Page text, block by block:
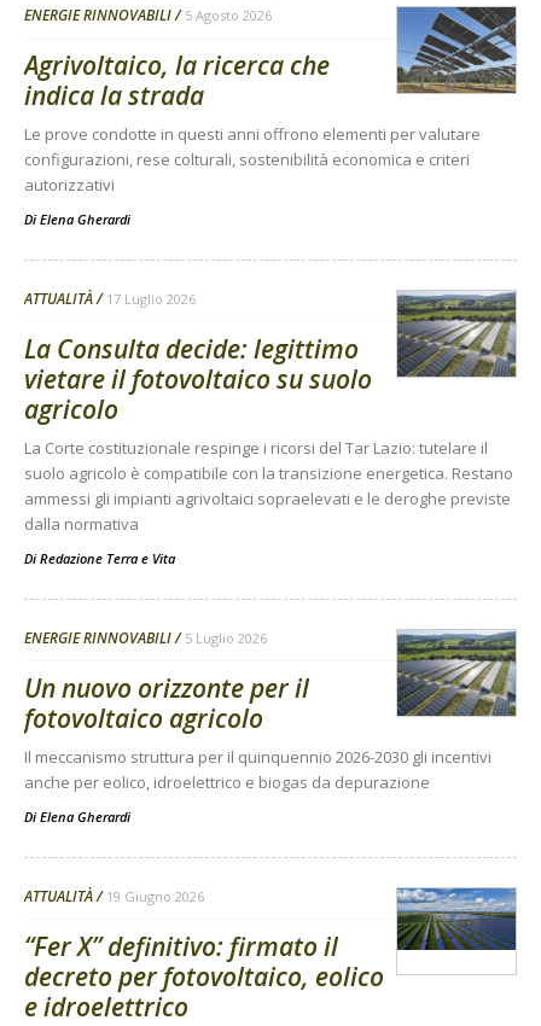
ENERGIE RINNOVABILI 5 Agosto 2026
Agrivoltaico, la ricerca che
indica la strada
Le prove condotte in questi anni offrono elementi per valutare
configurazioni, rese colturali, sostenibilità economica e criteri
autorizzativi
Di Elena Gherardi
ATTUALITÀ 17 Luglio 2026
La Consulta decide: legittimo
vietare il fotovoltaico su suolo
agricolo
La Corte costituzionale respinge i ricorsi del Tar Lazio: tutelare il
suolo agricolo è compatibile con la transizione energetica. Restano
ammessi gli impianti agrivoltaici sopraelevati e le deroghe previste
dalla normativa
Di Redazione Terra e Vita
ENERGIE RINNOVABILI 5 Luglio 2026
Un nuovo orizzonte per il
fotovoltaico agricolo
Il meccanismo struttura per il quinquennio 2026-2030 gli incentivi
anche per eolico, idroelettrico e biogas da depurazione
Di Elena Gherardi
ATTUALITÀ 19 Giugno 2026
“Fer X” definitivo: firmato il
decreto per fotovoltaico, eolico
e idroelettrico